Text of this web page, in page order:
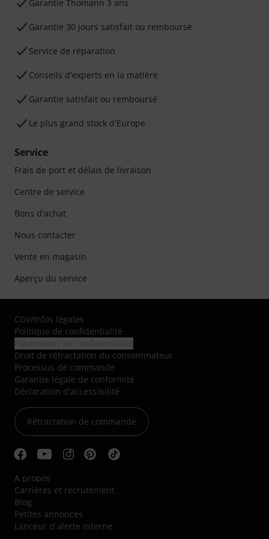
Ga­ran­tie Thomann 3 ans
Garantie 30 jours satisfait ou remboursé
Service de réparation
Conseils d'experts en la matière
Garantie satisfait ou remboursé
Le plus grand stock d'Europe
Service
Frais de port et délais de livraison
Centre de service
Bons d'achat
Nous contacter
Vente en magasin
Aperçu du service
CGV/Infos légales
Politique de confidentialité
Droit de rétractation du consommateur
Processus de commande
Garantie légale de conformité
Déclaration d'accessibilité
Rétractation de commande
A propos
Carrières et recrutement
Blog
Petites annonces
Lanceur d´alerte interne